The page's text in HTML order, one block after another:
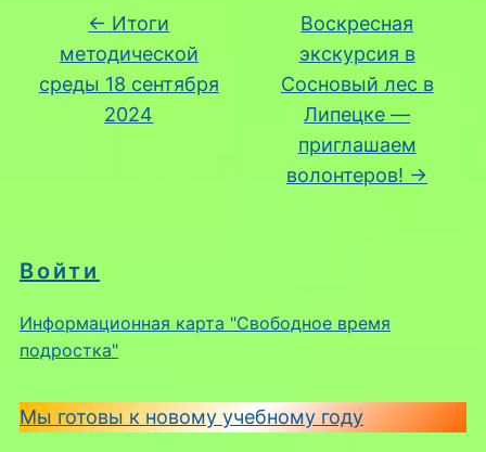
Войти
Информационная карта "Свободное время
подростка"
Мы готовы к новому учебному году
← Итоги
методической
среды 18 сентября
2024
Воскресная
экскурсия в
Сосновый лес в
Липецке —
приглашаем
волонтеров! →